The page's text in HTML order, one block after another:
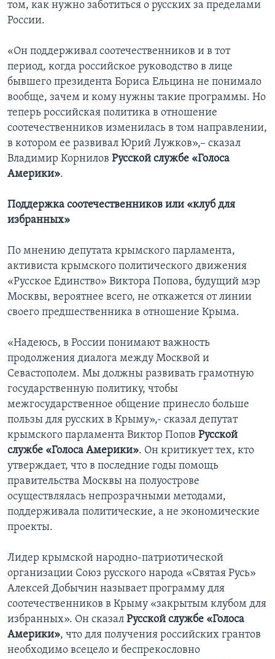
том, как нужно заботиться о русских за пределами
России.
«Он поддерживал соотечественников и в тот
период, когда российское руководство в лице
бывшего президента Бориса Ельцина не понимало
вообще, зачем и кому нужны такие программы. Но
теперь российская политика в отношение
соотечественников изменилась в том направлении,
в котором ее развивал Юрий Лужков»,– сказал
Владимир Корнилов Русской службе «Голоса
Америки».
Поддержка соотечественников или «клуб для
избранных»
По мнению депутата крымского парламента,
активиста крымского политического движения
«Русское Единство» Виктора Попова, будущий мэр
Москвы, вероятнее всего, не откажется от линии
своего предшественника в отношение Крыма.
«Надеюсь, в России понимают важность
продолжения диалога между Москвой и
Севастополем. Мы должны развивать грамотную
государственную политику, чтобы
межгосударственное общение принесло больше
пользы для русских в Крыму»,- сказал депутат
крымского парламента Виктор Попов Русской
службе «Голоса Америки». Он критикует тех, кто
утверждает, что в последние годы помощь
правительства Москвы на полуострове
осуществлялась непрозрачными методами,
поддерживала политические, а не экономические
проекты.
Лидер крымской народно-патриотической
организации Союз русского народа «Святая Русь»
Алексей Добычин называет программу для
соотечественников в Крыму «закрытым клубом для
избранных». Он сказал Русской службе «Голоса
Америки», что для получения российских грантов
необходимо всецело и беспрекословно